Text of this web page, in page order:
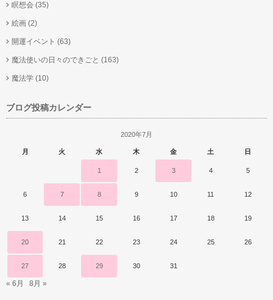
瞑想会 (35)
絵画 (2)
開運イベント (63)
魔法使いの日々のできごと (163)
魔法学 (10)
ブログ投稿カレンダー
2020年7月
月 火 水 木 金 土 日
1 2 3 4 5
6 7 8 9 10 11 12
13 14 15 16 17 18 19
20 21 22 23 24 25 26
27 28 29 30 31
« 6月 8月 »